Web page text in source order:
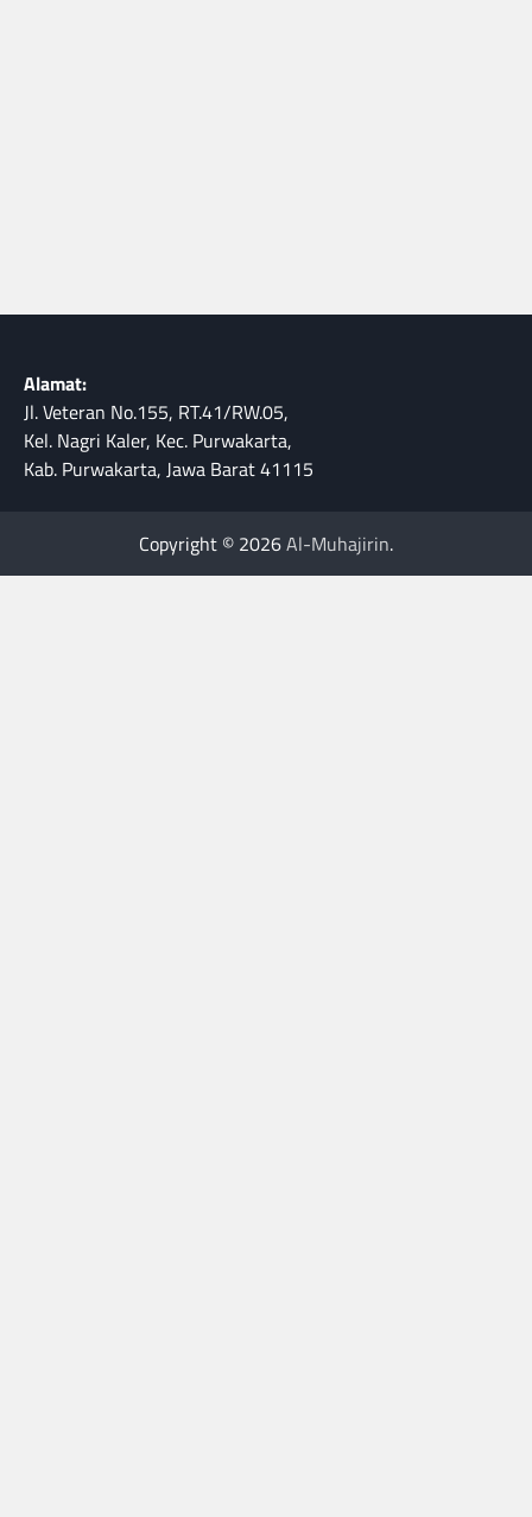
Alamat:
Jl. Veteran No.155, RT.41/RW.05,
Kel. Nagri Kaler, Kec. Purwakarta,
Kab. Purwakarta, Jawa Barat 41115
Copyright © 2026Al-Muhajirin.